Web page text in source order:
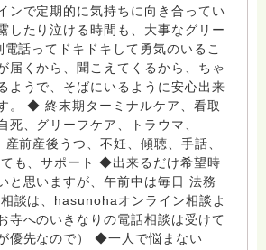
べりカフェひだまり』 ビハーラ和歌
問い合わせ申込⬇️こちらから
◆GEはしもとサピュ
Equity 誰もが自分らしく生きるこ
して）DV・女性支援 ◆認定NPO
センターSotto 元グリーフサポート委
学校教諭.
インストラクター.中学校DV授業 10年
で 総主任として勤めた経験も生かし
あれば 幸いです。 いつも あな
宗旨を問いませ
ンで定期的に気持ちに向き合ってい
したり泣ける時間も、大事なグリー
話ってドキドキして勇気のいるこ
届くから、聞こえてくるから、ちゃ
ようで、そばにいるように安心出来
。 ◆ 終末期ターミナルケア、看取
死、グリーフケア、トラウマ、
前産後うつ、不妊、傾聴、手話、
も、サポート ◆出来るだけ希望時
と思いますが、午前中は毎日 法務
談は、hasunohaオンライン相談よ
寺へのいきなりの電話相談は受けて
優先なので） ◆一人で悩まない